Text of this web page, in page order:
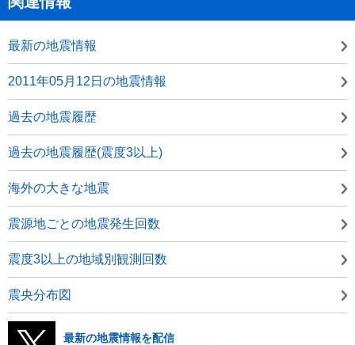
最新の地震情報
2011年05月12日の地震情報
過去の地震履歴
過去の地震履歴(震度3以上)
海外の大きな地震
震源地ごとの地震発生回数
震度3以上の地域別観測回数
震央分布図
最新の地震情報を配信